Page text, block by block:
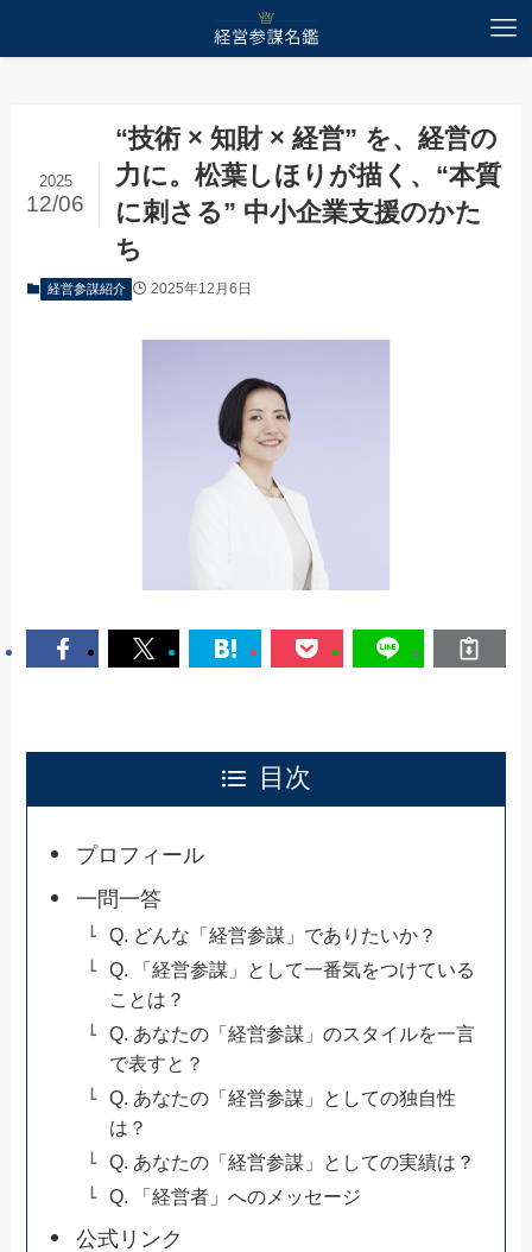
“技術 × 知財 × 経営” を、経営の
力に。松葉しほりが描く、“本質
に刺さる” 中小企業支援のかた
ち
2025
12/06
経営参謀紹介 2025年12月6日
目次
プロフィール
一問一答
Q. どんな「経営参謀」でありたいか？
Q. 「経営参謀」として一番気をつけている
ことは？
Q. あなたの「経営参謀」のスタイルを一言
で表すと？
Q. あなたの「経営参謀」としての独自性
は？
Q. あなたの「経営参謀」としての実績は？
Q. 「経営者」へのメッセージ
公式リンク